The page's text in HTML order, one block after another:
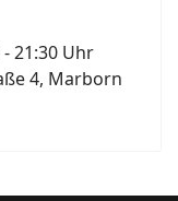
- 21:30 Uhr
4, Marborn